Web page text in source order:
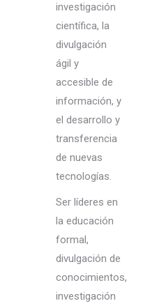
investigación
científica, la
divulgación
ágil y
accesible de
información, y
el desarrollo y
transferencia
de nuevas
tecnologías.
Ser líderes en
la educación
formal,
divulgación de
conocimientos,
investigación